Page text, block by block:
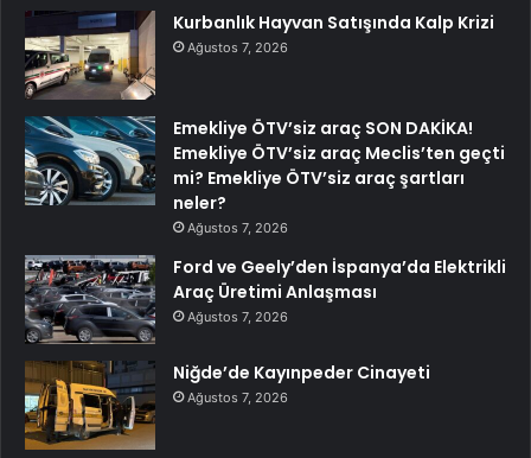
Kurbanlık Hayvan Satışında Kalp Krizi
Ağustos 7, 2026
Emekliye ÖTV’siz araç SON DAKİKA!
Emekliye ÖTV’siz araç Meclis’ten geçti
mi? Emekliye ÖTV’siz araç şartları
neler?
Ağustos 7, 2026
Ford ve Geely’den İspanya’da Elektrikli
Araç Üretimi Anlaşması
Ağustos 7, 2026
Niğde’de Kayınpeder Cinayeti
Ağustos 7, 2026